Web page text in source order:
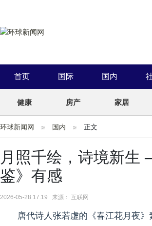
首页 国际 国内
健康 房产 家居
环球新闻网 国内 正文
月照千绘，诗境新
鉴》有感
2026-05-28 17:19 来源： 互联网
唐代诗人张若虚的《春江花月夜